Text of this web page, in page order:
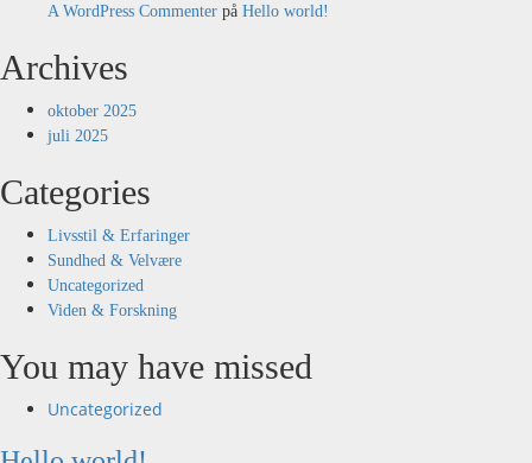
A WordPress Commenter på Hello world!
Archives
oktober 2025
juli 2025
Categories
Livsstil & Erfaringer
Sundhed & Velvære
Uncategorized
Viden & Forskning
You may have missed
Uncategorized